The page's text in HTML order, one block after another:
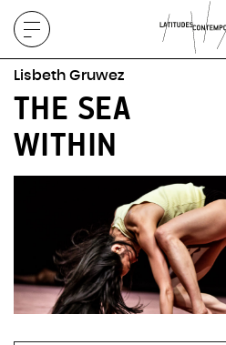
Afficher
le
menu
Lisbeth Gruwez
THE SEA
WITHIN